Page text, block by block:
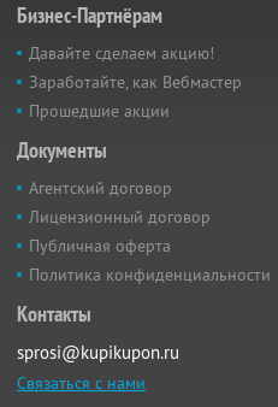
Бизнес-Партнёрам
Давайте сделаем акцию!
Заработайте, как Вебмастер
Прошедшие акции
Документы
Агентский договор
Лицензионный договор
Публичная оферта
Политика конфиденциальности
Контакты
sprosi@kupikupon.ru
Связаться с нами